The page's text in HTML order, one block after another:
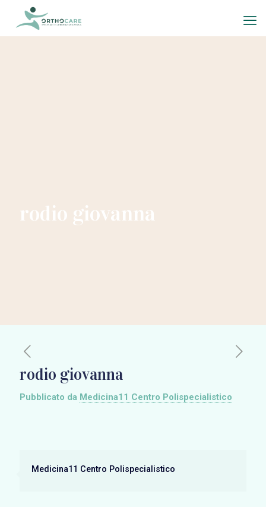
rodio giovanna
rodio giovanna
Pubblicato da Medicina11 Centro Polispecialistico
Medicina11 Centro Polispecialistico